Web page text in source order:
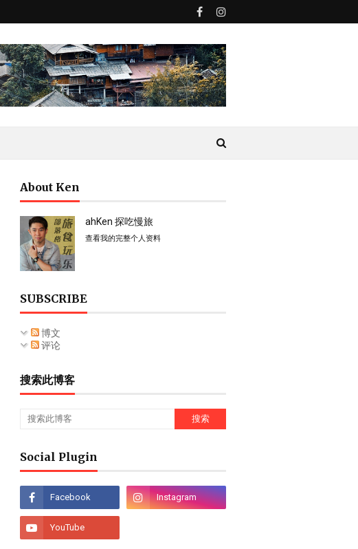
About Ken
ahKen 探吃慢旅
查看我的完整个人资料
SUBSCRIBE
博文
评论
搜索此博客
Social Plugin